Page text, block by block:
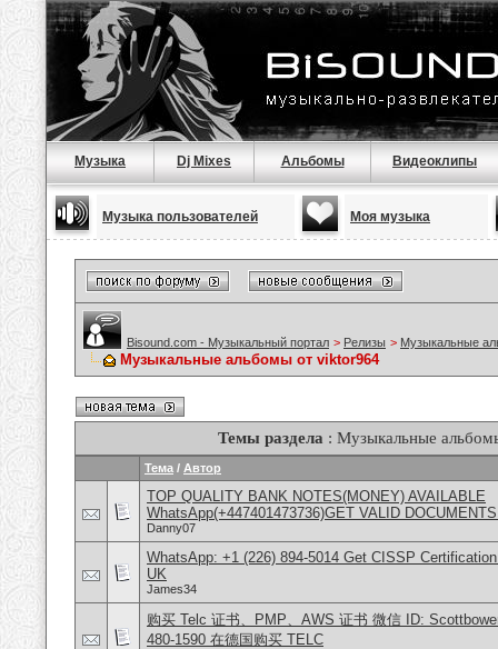
Музыка Dj Mixes Альбомы Видеоклипы
Музыка пользователей Моя музыка
Bisound.com - Музыкальный портал > Релизы > Музыкальные
Музыкальные альбомы от viktor964
Темы раздела : Музыкальные
Тема / Автор
TOP QUALITY BANK NOTES(MONEY) AVAILABLE
WhatsApp(+447401473736)GET VALID
Danny07
WhatsApp: +1 (226) 894-5014​ Get CISSP
UK
James34
购买 Telc 证书、PMP、AWS 证书 微信 ID:
480-1590 在德国购买 TELC